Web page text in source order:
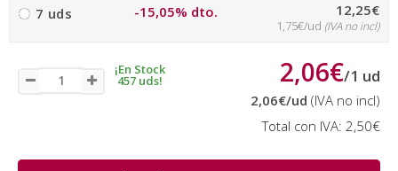
7 uds -15,05% dto. 12,25€
1,75€/ud (IVA no incl)
¡En Stock
457 uds! 2,06€/1 ud
2,06€/ud (IVA no incl)
Total con IVA: 2,50€